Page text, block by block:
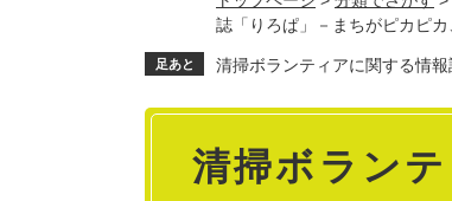
誌「りろぱ」－まちがピカピ
足あと 清掃ボランティアに関する情
本
清掃ボラン